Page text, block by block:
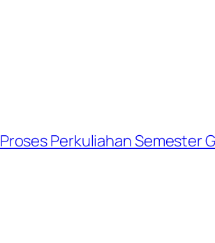
Proses Perkuliahan Semester